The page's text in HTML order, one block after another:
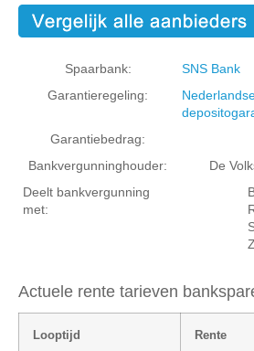
Spaarbank:
SNS Bank
Garantieregeling:
Garantiebedrag:
Bankvergunninghouder:
De
Deelt bankvergunning
met:
Actuele rente tarieven
Looptijd Rente